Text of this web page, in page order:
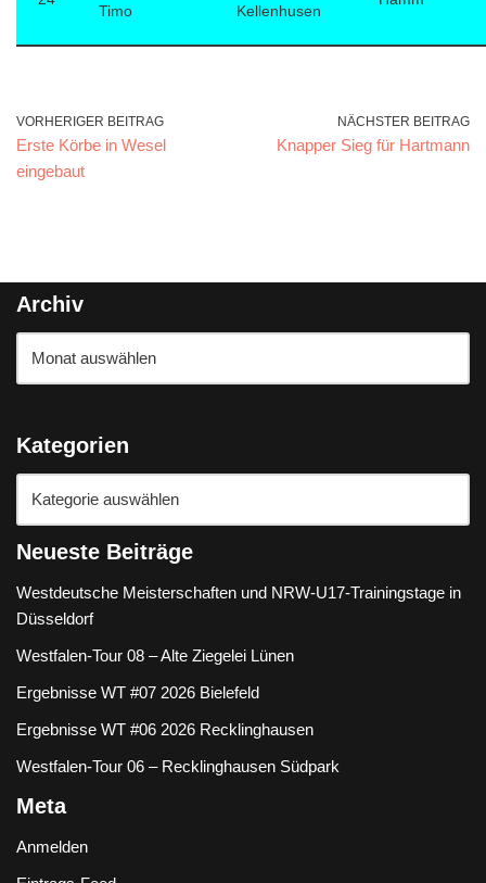
Timo
Kellenhusen
VORHERIGER BEITRAG
Erste Körbe in Wesel
eingebaut
NÄCHSTER BEITRAG
Knapper Sieg für Hartmann
Archiv
Kategorien
Neueste Beiträge
Westdeutsche Meisterschaften und NRW-U17-Trainingstage in
Düsseldorf
Westfalen-Tour 08 – Alte Ziegelei Lünen
Ergebnisse WT #07 2026 Bielefeld
Ergebnisse WT #06 2026 Recklinghausen
Westfalen-Tour 06 – Recklinghausen Südpark
Meta
Anmelden